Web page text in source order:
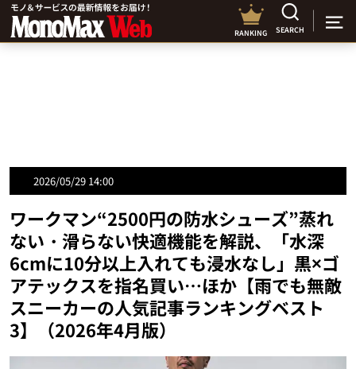
RANKING SEARCH
2026/05/29 14:00
ワークマン“2500円の防水シューズ”蒸れ
ない・滑らない快適機能を解説、「水深
6cmに10分以上入れても浸水なし」黒×ゴ
アテックスを指名買い…ほか【雨でも無敵
スニーカーの人気記事ランキングベスト
3】（2026年4月版）